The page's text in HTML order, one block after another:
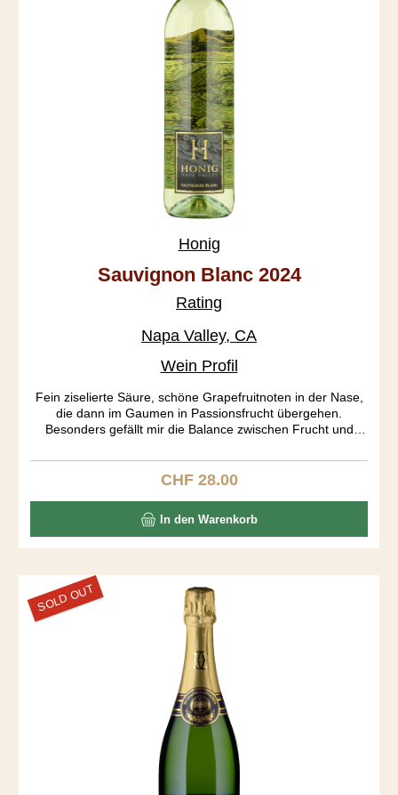
Honig
Sauvignon Blanc 2024
Rating
Napa Valley, CA
Wein Profil
Fein ziselierte Säure, schöne Grapefruitnoten in der Nase,
die dann im Gaumen in Passionsfrucht übergehen.
Besonders gefällt mir die Balance zwischen Frucht und
süss aber eben auch nicht staubtrocken ist. Zum Glück fehlt
auch das für diese Rebsorte oft überbetonte herbale
Regulärer Preis:
CHF 28.00
In den Warenkorb
SOLD OUT